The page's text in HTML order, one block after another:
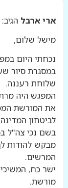
ארי ארבל הגיב:
מישל שלום,
נכחתי היום
במסגרת סיור
שלוחת רעננה.
המפגש היה
את המורשת
לביטחון
בשם נכי צה"ל
מבקש להודות
המרשים.
ישר כח,
מורשת.